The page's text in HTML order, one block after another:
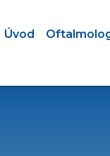
Úvod